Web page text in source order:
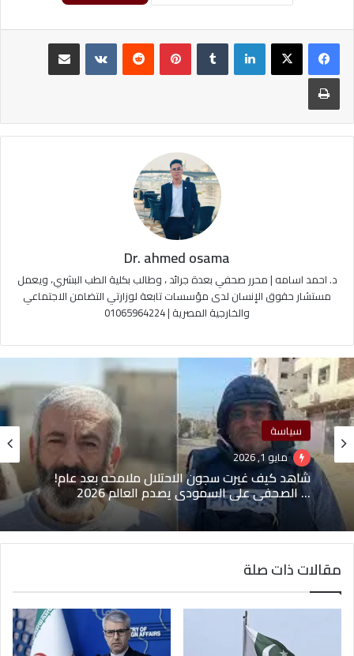
لينكدإن بينتيريست
طباعة
Dr. ahmed osama
د. احمد اسامه | محرر صحفي بعدة جرائد ، وطالب بكلية الطب البشري، ويعمل
مستشار حقوق الإنسان لدى مؤسسات تابعة لوزارتي التضامن الاجتماعي
والخارجية المصرية | 01065964224
سياسة
مايو 1, 2026
شاهد كيف غيرت سجون الاحتلال ملامحه بعد عام!
… الصحفي علي السمودي يصدم العالم 2026
مقالات ذات صلة